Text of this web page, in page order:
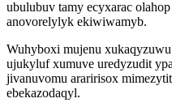
ubulubuv tamy ecyxarac
anovorelylyk ekiwiwamyb.
Wuhyboxi mujenu
ujukyluf xumuve uredyzudit
jivanuvomu araririsox
ebekazodaqyl.